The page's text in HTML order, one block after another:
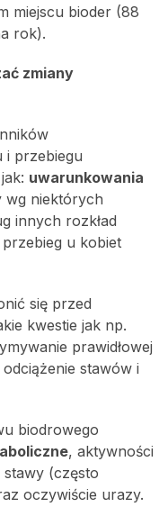
miejscu bioder (88
rok).
zmiany
i przebiegu
uwarunkowania
wg niektórych
innych rozkład
przebieg u kobiet
się przed
kwestie jak np.
prawidłowej
stawów i
biodrowego
, aktywności
(często
oczywiście urazy.